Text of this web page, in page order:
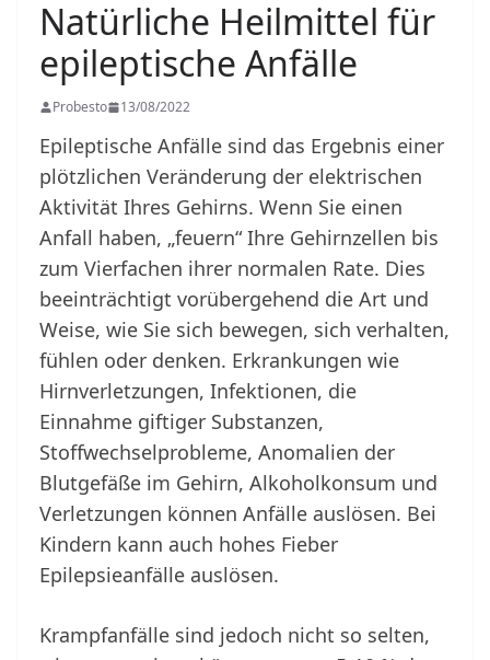
Natürliche Heilmittel für
epileptische Anfälle
Probesto 13/08/2022
Epileptische Anfälle sind das Ergebnis einer
plötzlichen Veränderung der elektrischen
Aktivität Ihres Gehirns. Wenn Sie einen
Anfall haben, „feuern“ Ihre Gehirnzellen bis
zum Vierfachen ihrer normalen Rate. Dies
beeinträchtigt vorübergehend die Art und
Weise, wie Sie sich bewegen, sich verhalten,
fühlen oder denken. Erkrankungen wie
Hirnverletzungen, Infektionen, die
Einnahme giftiger Substanzen,
Stoffwechselprobleme, Anomalien der
Blutgefäße im Gehirn, Alkoholkonsum und
Verletzungen können Anfälle auslösen. Bei
Kindern kann auch hohes Fieber
Epilepsieanfälle auslösen.
Krampfanfälle sind jedoch nicht so selten,